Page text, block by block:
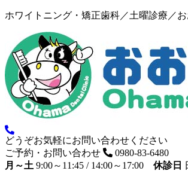
ホワイトニング・矯正歯科／土曜診療／
どうぞお気軽にお問い合わせください
ご予約・お問い合わせ
0980-83-6480
月～土 9:00～11:45 / 14:00～17:00 休診日